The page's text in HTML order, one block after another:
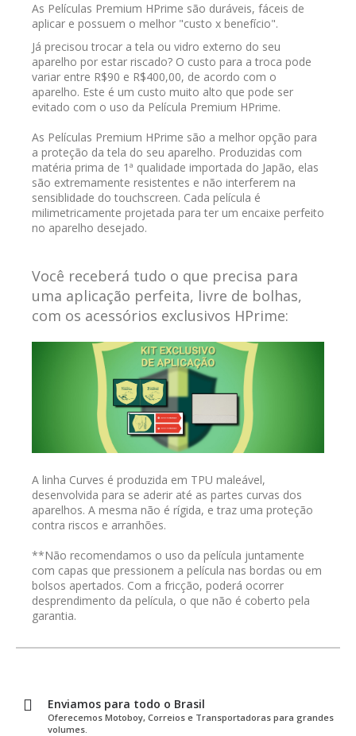
As Películas Premium HPrime são duráveis, fáceis de
aplicar e possuem o melhor "custo x benefício".
Já precisou trocar a tela ou vidro externo do seu
aparelho por estar riscado? O custo para a troca pode
variar entre R$90 e R$400,00, de acordo com o
aparelho. Este é um custo muito alto que pode ser
evitado com o uso da Película Premium HPrime.
As Películas Premium HPrime são a melhor opção para
a proteção da tela do seu aparelho. Produzidas com
matéria prima de 1ª qualidade importada do Japão, elas
são extremamente resistentes e não interferem na
sensiblidade do touchscreen. Cada película é
milimetricamente projetada para ter um encaixe perfeito
no aparelho desejado.
Você receberá tudo o que precisa para
uma aplicação perfeita, livre de bolhas,
com os acessórios exclusivos HPrime:
A linha Curves é produzida em TPU maleável,
desenvolvida para se aderir até as partes curvas dos
aparelhos. A mesma não é rígida, e traz uma proteção
contra riscos e arranhões.
**Não recomendamos o uso da película juntamente
com capas que pressionem a película nas bordas ou em
bolsos apertados. Com a fricção, poderá ocorrer
desprendimento da película, o que não é coberto pela
garantia.
Enviamos para todo o Brasil
Oferecemos Motoboy, Correios e Transportadoras para grandes
volumes.